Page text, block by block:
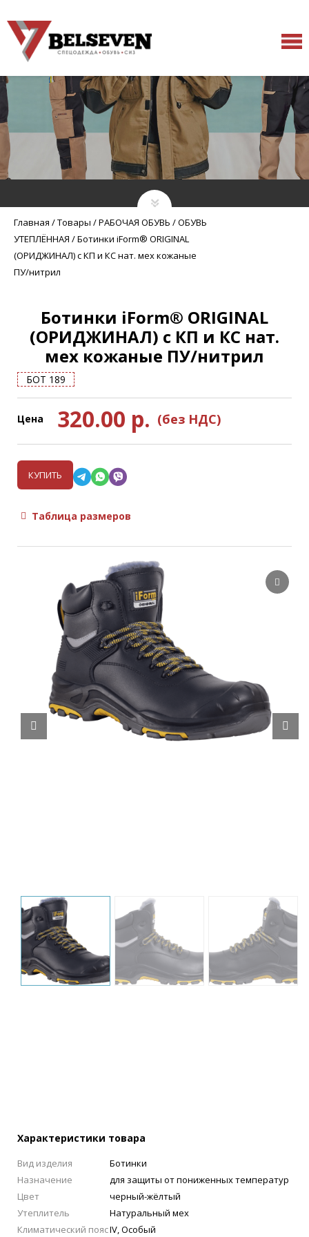
Главная /Товары /РАБОЧАЯ ОБУВЬ /ОБУВЬ
УТЕПЛЁННАЯ /Ботинки iForm® ORIGINAL
(ОРИДЖИНАЛ) с КП и КС нат. мех кожаные
ПУ/нитрил
Ботинки iForm® ORIGINAL
(ОРИДЖИНАЛ) с КП и КС нат.
мех кожаные ПУ/нитрил
БОТ 189
Цена 320.00 р. (без НДС)
КУПИТЬ
Таблица размеров
Характеристики товара
Вид изделия
Ботинки
Назначение
для защиты от пониженных температур
Цвет
черный-жёлтый
Утеплитель
Натуральный мех
Климатический поясIV, Особый